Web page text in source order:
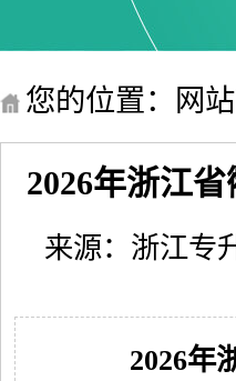
您的位置： 网
2026年浙江
来源：浙江专
2026年